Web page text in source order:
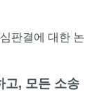
판결에 대한 논
고, 모든 소송